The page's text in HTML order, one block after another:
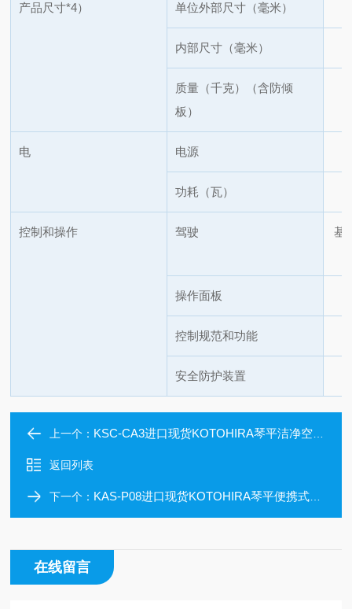
产品尺寸*4） 单位外部尺寸（毫米）
内部尺寸（毫米）
质量（千克）（含防倾
板）
电 电源
功耗（瓦）
控制和操作 驾驶 基
操作面板
控制规范和功能
安全防护装置
上一个： KSC-CA3进口现货KOTOHIRA琴平洁净空气供应装置
返回列表
下一个： KAS-P08进口现货KOTOHIRA琴平便携式空气淋浴器
在线留言